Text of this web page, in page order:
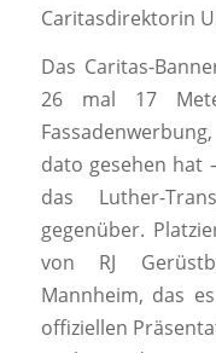
Caritasdirektorin
Das Caritas-
26 mal 17
dato gesehen hat
das Luther-
gegenüber.
von RJ
Mannheim, das
offiziellen